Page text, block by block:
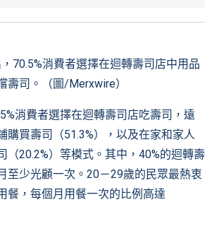
70.5%消費者選擇在迴轉壽司店中用品
壽司。（圖/Merxwire）
消費者選擇在迴轉壽司店吃壽司，遠
購買壽司（51.3%），以及在家和家人
（20.2%）等模式。其中，40%的迴轉壽
至少光顧一次。20－29歲的民眾最熱衷
餐，每個月用餐一次的比例高達